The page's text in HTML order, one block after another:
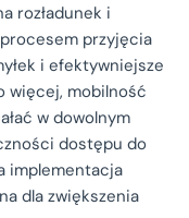
rozładunek i
przyjęcia
i efektywniejsze
więcej, mobilność
w dowolnym
dostępu do
implementacja
dla zwiększenia